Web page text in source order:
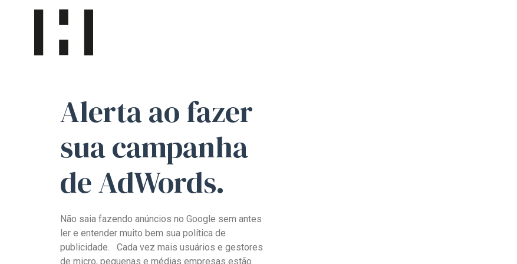
Alertaao fazer
suacampanha
de AdWords.
Não saia fazendo anúncios no Google sem antes
ler e entender muito bem sua política de
publicidade. Cada vez mais usuários e gestores
de micro, pequenas e médias empresas estão